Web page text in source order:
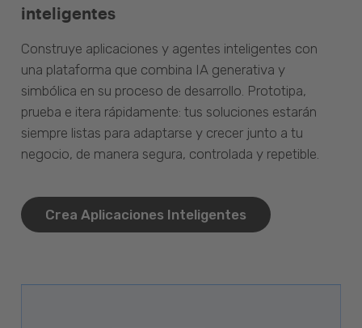
inteligentes
Construye aplicaciones y agentes inteligentes con
una plataforma que combina IA generativa y
simbólica en su proceso de desarrollo. Prototipa,
prueba e itera rápidamente: tus soluciones estarán
siempre listas para adaptarse y crecer junto a tu
negocio, de manera segura, controlada y repetible.
Crea Aplicaciones Inteligentes